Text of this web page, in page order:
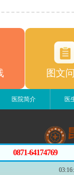
图文
医院简介 医
0871-64174769